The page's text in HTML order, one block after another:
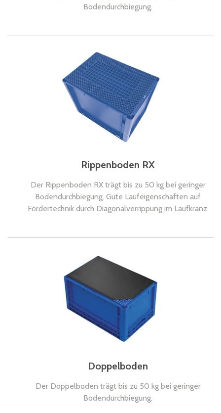
Bodendurchbiegung.
Rippenboden RX
Der Rippenboden RX trägt bis zu 50 kg bei geringer
Bodendurchbiegung. Gute Laufeigenschaften auf
Fördertechnik durch Diagonalverrippung im Laufkranz.
Doppelboden
Der Doppelboden trägt bis zu 50 kg bei geringer
Bodendurchbiegung.